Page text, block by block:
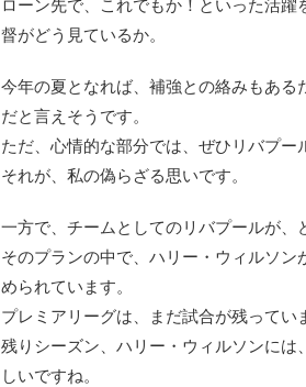
ローン先で、これでもか！といった活
督がどう見ているか。
今年の夏となれば、補強との絡みもあ
だと言えそうです。
ただ、心情的な部分では、ぜひリバプー
それが、私の偽らざる思いです。
一方で、チームとしてのリバプールが、
そのプランの中で、ハリー・ウィルソ
められています。
プレミアリーグは、まだ試合が残ってい
残りシーズン、ハリー・ウィルソンに
しいですね。